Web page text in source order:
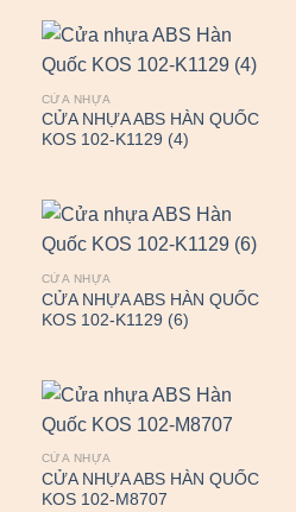
CỬA NHỰA
CỬA NHỰA ABS HÀN QUỐC
KOS 102-K1129 (4)
CỬA NHỰA
CỬA NHỰA ABS HÀN QUỐC
KOS 102-K1129 (6)
CỬA NHỰA
CỬA NHỰA ABS HÀN QUỐC
KOS 102-M8707